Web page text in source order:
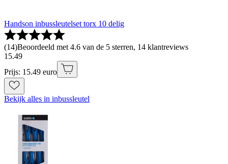
Handson inbussleutelset torx 10 delig
(14)Beoordeeld met 4.6 van de 5 sterren, 14 klantreviews
15.49
Prijs: 15.49 euro
Bekijk alles in inbussleutel